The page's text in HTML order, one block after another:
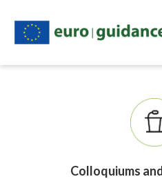
main
Colloquiums